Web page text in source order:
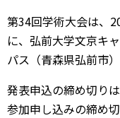
第34回学術大会は、
に、弘前大学文京キ
パス（青森県弘前市
発表申込の締め切りは
参加申し込みの締め切